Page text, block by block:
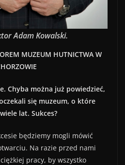
Adam Kowalski.
MUZEUM HUTNICTWA W
Chyba można już powiedzieć,
się muzeum, o które
lat. Sukces?
będziemy mogli mówić
Na razie przed nami
pracy, by wszystko